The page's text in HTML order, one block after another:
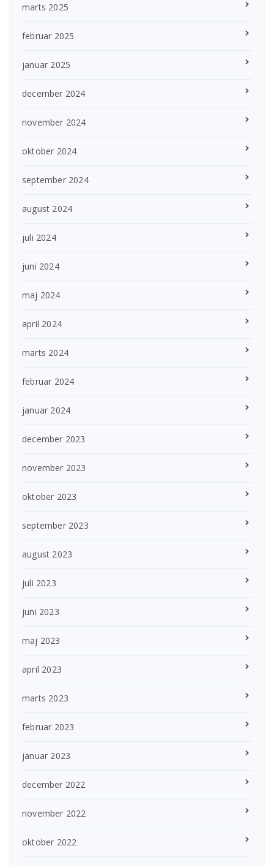
marts 2025
februar 2025
januar 2025
december 2024
november 2024
oktober 2024
september 2024
august 2024
juli 2024
juni 2024
maj 2024
april 2024
marts 2024
februar 2024
januar 2024
december 2023
november 2023
oktober 2023
september 2023
august 2023
juli 2023
juni 2023
maj 2023
april 2023
marts 2023
februar 2023
januar 2023
december 2022
november 2022
oktober 2022